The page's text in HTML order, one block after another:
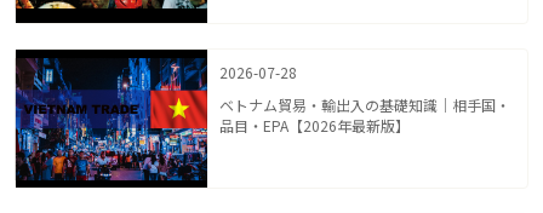
2026-07-28
ベトナム貿易・輸出入の基礎知識｜相手国・
品目・EPA【2026年最新版】